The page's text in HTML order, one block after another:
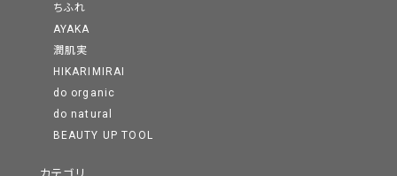
ちふれ
AYAKA
潤肌実
HIKARIMIRAI
do organic
do natural
BEAUTY UP TOOL